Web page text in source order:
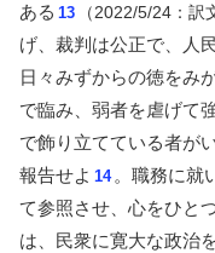
ある 13 （2022/5/24：訳
げ、裁判は公正で、人
日々みずからの徳をみ
で臨み、弱者を虐げて
で飾り立てている者が
報告せよ 14 。職務に就
て参照させ、心をひと
は、民衆に寛大な政治